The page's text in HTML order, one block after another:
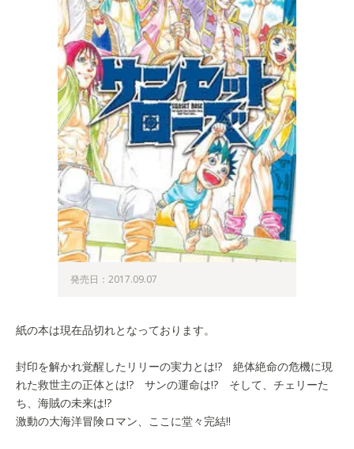
発売日：2017.09.07
紙の本は現在品切れとなっております。
封印を解かれ覚醒したリリーの実力とは!? 絶体絶命の危機に現
れた救世主の正体とは!? サンの運命は!? そして、チェリーた
ち、海賊の未来は!?
激動の大海洋冒険ロマン、ここに堂々完結!!